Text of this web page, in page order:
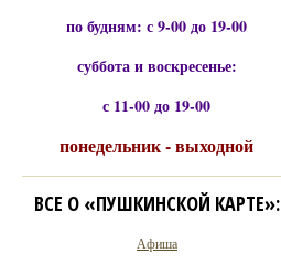
по будням: с 9-00 до 19-00
суббота и воскресенье:
с 11-00 до 19-00
понедельник - выходной
ВСЕ О «ПУШКИНСКОЙ КАРТЕ»:
Афиша